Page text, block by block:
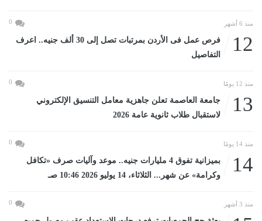
منذ 6 أشهر 0
12
فرص عمل فى الأردن بمرتبات تصل إلى 30 ألف جنيه.. اعرف
التفاصيل
منذ 12 يومًا 0
13
جامعة العاصمة تعلن جاهزية معامل التنسيق الإلكتروني
لاستقبال طلاب ثانوية عامة 2026
منذ 14 يومًا 0
14
بميزانية تفوق 4 مليارات جنيه.. موعد وآليات صرف «تكافل
وكرامة» عن شهر... الثلاثاء، 14 يوليو 2026 10:46 صـ
منذ 3 أشهر 0